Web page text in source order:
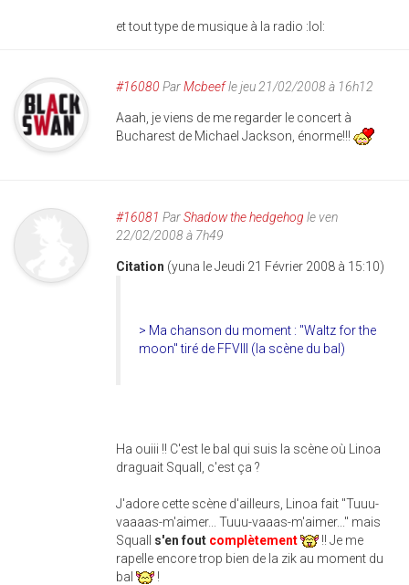
et tout type de musique à la radio :lol:
#16080 ParMcbeefle jeu 21/02/2008 à 16h12
Aaah, je viens de me regarder le concert à
Bucharest de Michael Jackson, énorme!!!
#16081 ParShadow the hedgehog le ven
22/02/2008 à 7h49
Citation (yuna le Jeudi 21 Février 2008 à 15:10)
> Ma chanson du moment : "Waltz for the
moon" tiré de FFVIII (la scène du bal)
Ha ouiii !! C'est le bal qui suis la scène où Linoa
draguait Squall, c'est ça ?
J'adore cette scène d'ailleurs, Linoa fait "Tuuu-
vaaaas-m'aimer... Tuuu-vaaas-m'aimer..." mais
Squall s'en fout complètement
!! Je me
rapelle encore trop bien de la zik au moment du
bal
!